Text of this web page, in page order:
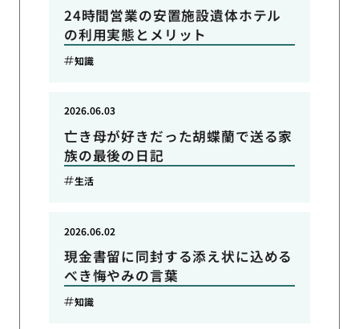
24時間営業の安置施設遺体ホテル
の利用実態とメリット
知識
亡き母が好きだった胡蝶蘭で送る家
族の最後の日記
2026.06.03
生活
現金書留に同封する添え状に込める
べき悔やみの言葉
2026.06.02
知識